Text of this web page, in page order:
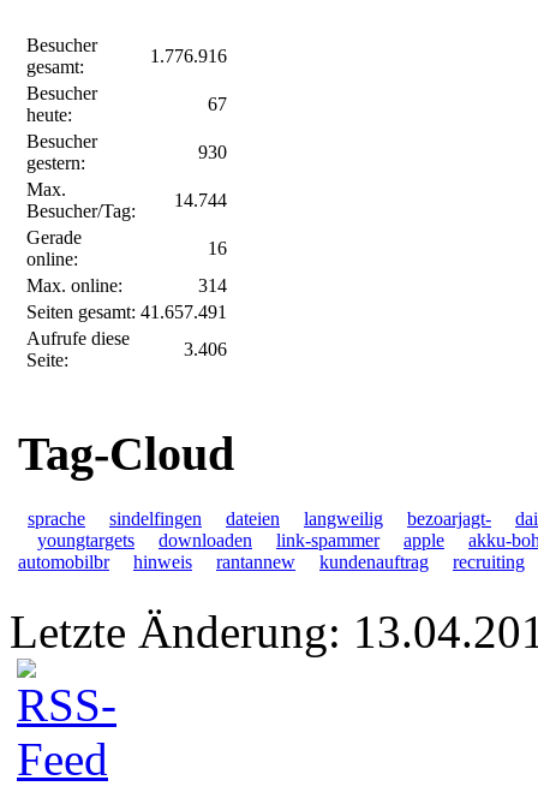
Besucher
gesamt:
1.776.916
Besucher
heute:
67
Besucher
gestern:
930
Max.
Besucher/Tag:
14.744
Gerade
online:
16
Max. online:
314
Seiten gesamt: 41.657.491
Aufrufe diese
Seite:
3.406
Tag-Cloud
sprache sindelfingen dateien langweilig bezoarjagt-
youngtargets
downloaden link-spammer apple
akku-
automobilbr
hinweis rantannew kundenauftrag recruiting
Letzte Änderung: